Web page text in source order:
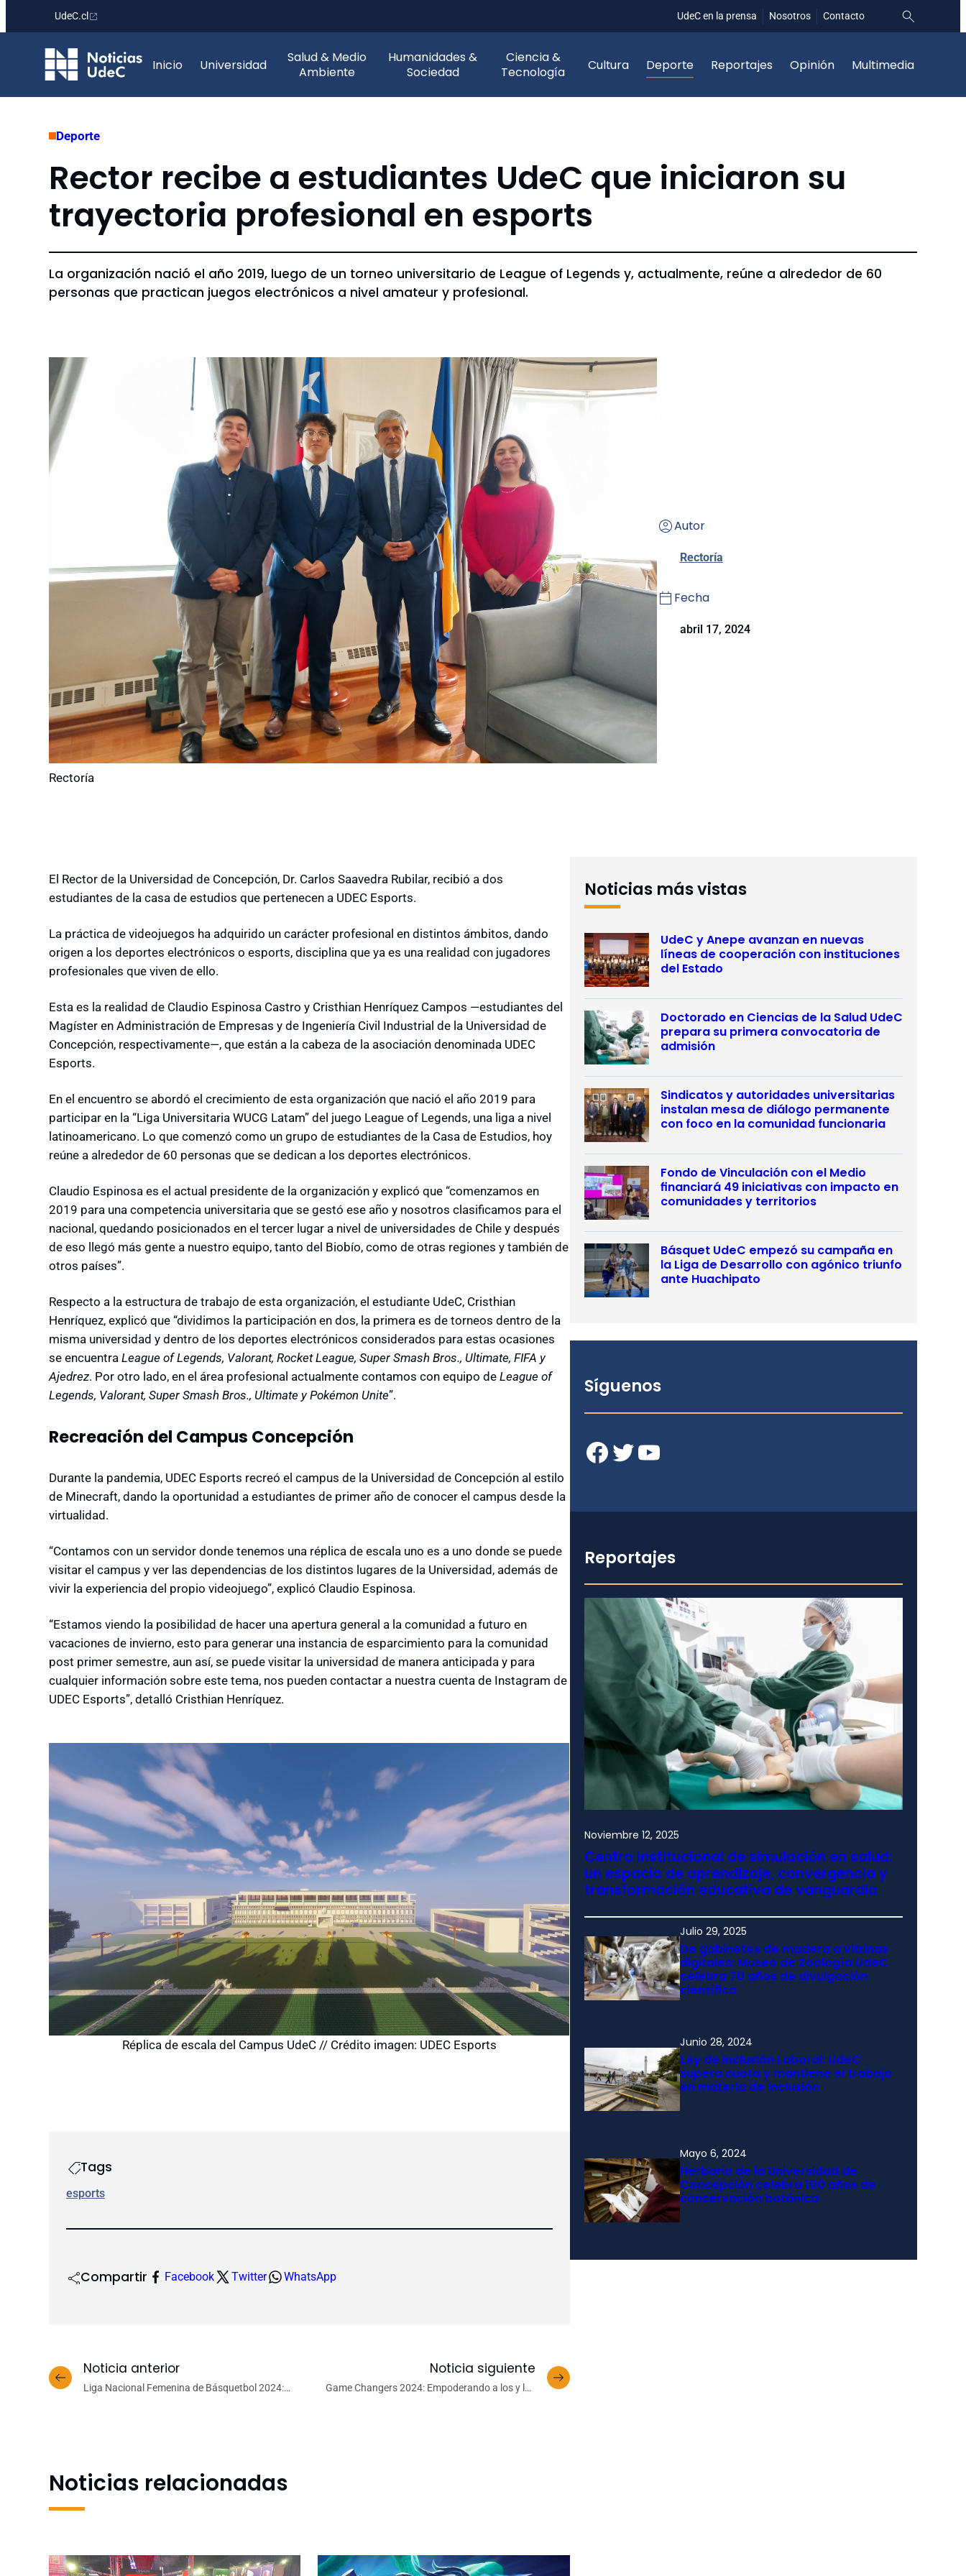
contenido
UdeC.cl UdeC en la prensa Nosotros Contacto
Inicio Universidad
Salud & Medio
Ambiente
Humanidades &
Sociedad
Ciencia &
Tecnología
Cultura Deporte Reportajes Opinión Multimedia
Deporte
Rector recibe a estudiantes UdeC que iniciaron su
trayectoria profesional en esports
La organización nació el año 2019, luego de un torneo universitario de League of Legends y, actualmente, reúne a alrededor de 60
personas que practican juegos electrónicos a nivel amateur y profesional.
Rectoría
Autor
Rectoría
Fecha
abril 17, 2024
El Rector de la Universidad de Concepción, Dr. Carlos Saavedra Rubilar, recibió a dos
estudiantes de la casa de estudios que pertenecen a UDEC Esports.
La práctica de videojuegos ha adquirido un carácter profesional en distintos ámbitos, dando
origen a los deportes electrónicos o esports, disciplina que ya es una realidad con jugadores
profesionales que viven de ello.
Esta es la realidad de Claudio Espinosa Castro y Cristhian Henríquez Campos ―estudiantes del
Magíster en Administración de Empresas y de Ingeniería Civil Industrial de la Universidad de
Concepción, respectivamente―, que están a la cabeza de la asociación denominada UDEC
Esports.
En el encuentro se abordó el crecimiento de esta organización que nació el año 2019 para
participar en la “Liga Universitaria WUCG Latam” del juego League of Legends, una liga a nivel
latinoamericano. Lo que comenzó como un grupo de estudiantes de la Casa de Estudios, hoy
reúne a alrededor de 60 personas que se dedican a los deportes electrónicos.
Claudio Espinosa es el actual presidente de la organización y explicó que “comenzamos en
2019 para una competencia universitaria que se gestó ese año y nosotros clasificamos para el
nacional, quedando posicionados en el tercer lugar a nivel de universidades de Chile y después
de eso llegó más gente a nuestro equipo, tanto del Biobío, como de otras regiones y también de
otros países”.
Respecto a la estructura de trabajo de esta organización, el estudiante UdeC, Cristhian
Henríquez, explicó que “dividimos la participación en dos, la primera es de torneos dentro de la
misma universidad y dentro de los deportes electrónicos considerados para estas ocasiones
se encuentra League of Legends, Valorant, Rocket League, Super Smash Bros., Ultimate, FIFA y
Ajedrez. Por otro lado, en el área profesional actualmente contamos con equipo de League of
Legends, Valorant, Super Smash Bros., Ultimate y Pokémon Unite”.
Recreación del Campus Concepción
Durante la pandemia, UDEC Esports recreó el campus de la Universidad de Concepción al estilo
de Minecraft, dando la oportunidad a estudiantes de primer año de conocer el campus desde la
virtualidad.
“Contamos con un servidor donde tenemos una réplica de escala uno es a uno donde se puede
visitar el campus y ver las dependencias de los distintos lugares de la Universidad, además de
vivir la experiencia del propio videojuego”, explicó Claudio Espinosa.
“Estamos viendo la posibilidad de hacer una apertura general a la comunidad a futuro en
vacaciones de invierno, esto para generar una instancia de esparcimiento para la comunidad
post primer semestre, aun así, se puede visitar la universidad de manera anticipada y para
cualquier información sobre este tema, nos pueden contactar a nuestra cuenta de Instagram de
UDEC Esports”, detalló Cristhian Henríquez.
Réplica de escala del Campus UdeC // Crédito imagen: UDEC Esports
Tags
esports
Compartir Facebook Twitter WhatsApp
Noticia anterior
Liga Nacional Femenina de Básquetbol 2024:
Noticia siguiente
Game Changers 2024: Empoderando a los y las
Noticias relacionadas
Noticias más vistas
UdeC y Anepe avanzan en nuevas
líneas de cooperación con instituciones
del Estado
Doctorado en Ciencias de la Salud UdeC
prepara su primera convocatoria de
admisión
Sindicatos y autoridades universitarias
instalan mesa de diálogo permanente
con foco en la comunidad funcionaria
Fondo de Vinculación con el Medio
financiará 49 iniciativas con impacto en
comunidades y territorios
Básquet UdeC empezó su campaña en
la Liga de Desarrollo con agónico triunfo
ante Huachipato
Síguenos
Facebook Twitter YouTube
Reportajes
Noviembre 12, 2025
Centro institucional de simulación en salud:
un espacio de aprendizaje, convergencia y
transformación educativa de vanguardia
Julio 29, 2025
De gabinetes de madera a vitrinas
digitales: Museo de Zoología UdeC
celebra 70 años de divulgación
científica
Junio 28, 2024
Ley de Inclusión Laboral: UdeC
supera cuota y mantiene el trabajo
en materia de inclusión
Mayo 6, 2024
Herbario de la Universidad de
Concepción celebra 100 años de
conservación botánica